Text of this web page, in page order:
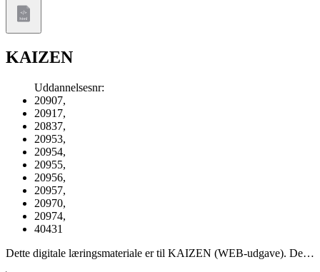
KAIZEN
Uddannelsesnr:
20907,
20917,
20837,
20953,
20954,
20955,
20956,
20957,
20970,
20974,
40431
Dette digitale læringsmateriale er til KAIZEN (WEB-udgave). Der